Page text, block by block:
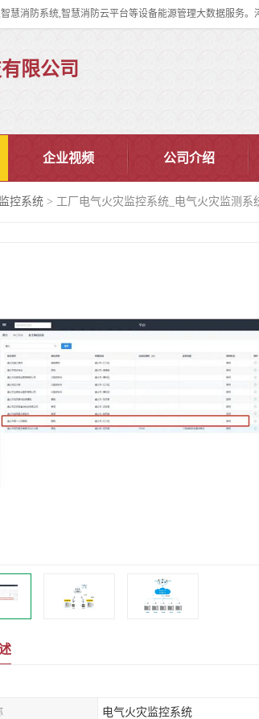
限公司
企业视频 公司介绍
控系统 > 工厂电气火灾监控系统_电气火灾监测系
电气火灾监控系统